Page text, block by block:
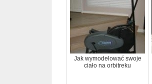
Jak wymodelować swoje
ciało na orbitreku